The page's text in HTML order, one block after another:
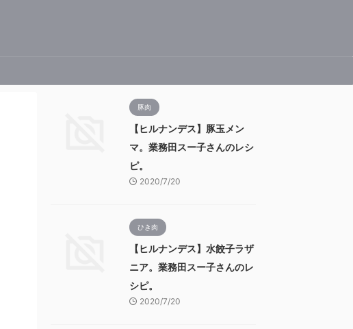
豚肉
【ヒルナンデス】豚玉メン
マ。業務田スー子さんのレシ
ピ。
2020/7/20
ひき肉
【ヒルナンデス】水餃子ラザ
ニア。業務田スー子さんのレ
シピ。
2020/7/20